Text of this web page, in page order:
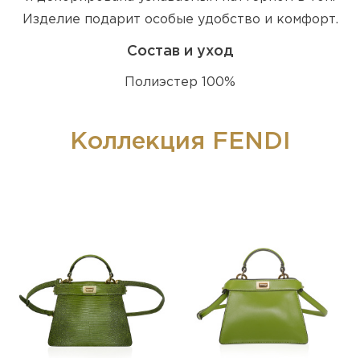
Изделие подарит особые удобство и комфорт.
Состав и уход
Полиэстер 100%
Коллекция FENDI